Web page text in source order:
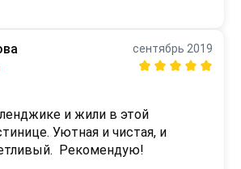
сентябрь 2019
и жили в этой
Уютная и чистая, и
Рекомендую!